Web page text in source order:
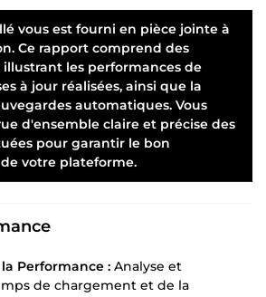
vous est fourni en pièce jointe à
Ce rapport comprend des
les performances de
à jour réalisées, ainsi que la
automatiques. Vous
d'ensemble claire et précise des
pour garantir le bon
votre plateforme.
Performance : Analyse et
de chargement et de la